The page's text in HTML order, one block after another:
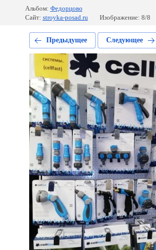
Альбом: Федорцово
Сайт: stroyka-posad.ru Изображение: 8/8
Предыдущее Следующее